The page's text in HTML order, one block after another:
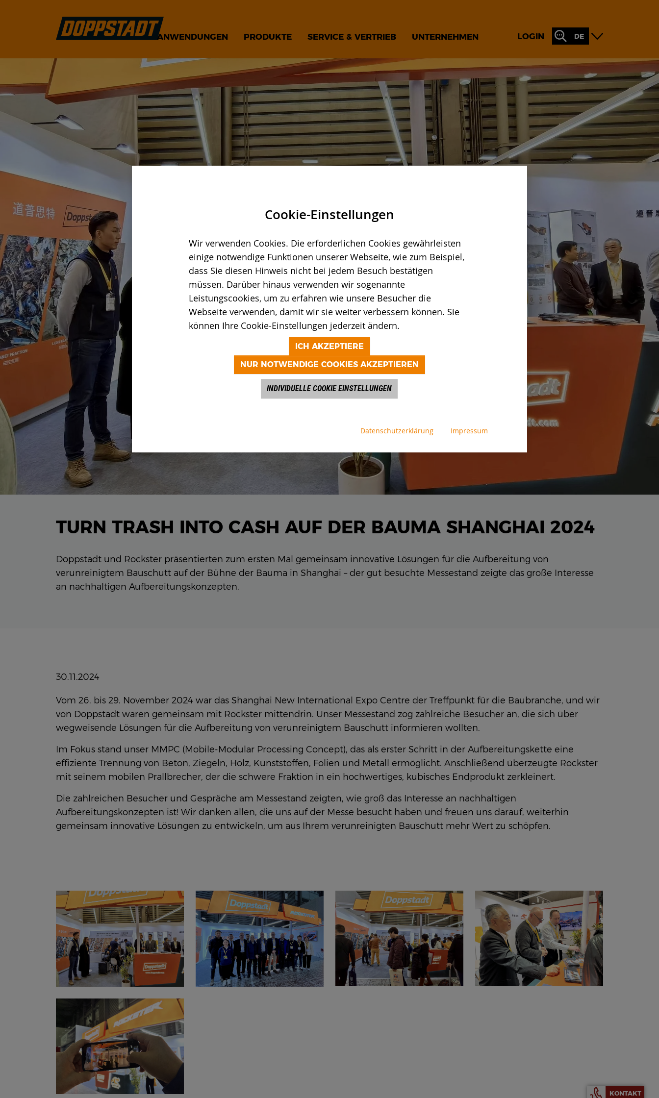
Cookie-Einstellungen
Wir verwenden Cookies. Die erforderlichen Cookies gewährleisten
einige notwendige Funktionen unserer Webseite, wie zum Beispiel,
dass Sie diesen Hinweis nicht bei jedem Besuch bestätigen
müssen. Darüber hinaus verwenden wir sogenannte
Leistungscookies, um zu erfahren wie unsere Besucher die
Webseite verwenden, damit wir sie weiter verbessern können. Sie
können Ihre Cookie-Einstellungen jederzeit ändern.
ICH AKZEPTIERE
NUR NOTWENDIGE COOKIES AKZEPTIEREN
INDIVIDUELLE COOKIE EINSTELLUNGEN
Datenschutzerklärung Impressum
ANWENDUNGEN PRODUKTE SERVICE & VERTRIEB UNTERNEHMEN LOGIN DE
TURN TRASH INTO CASH AUF DER BAUMA SHANGHAI 2024
Doppstadt und Rockster präsentierten zum ersten Mal gemeinsam innovative Lösungen für die Aufbereitung von
verunreinigtem Bauschutt auf der Bühne der Bauma in Shanghai – der gut besuchte Messestand zeigte das große Interesse
an nachhaltigen Aufbereitungskonzepten.
30.11.2024
Vom 26. bis 29. November 2024 war das Shanghai New International Expo Centre der Treffpunkt für die Baubranche, und wir
von Doppstadt waren gemeinsam mit Rockster mittendrin. Unser Messestand zog zahlreiche Besucher an, die sich über
wegweisende Lösungen für die Aufbereitung von verunreinigtem Bauschutt informieren wollten.
Im Fokus stand unser MMPC (Mobile-Modular Processing Concept), das als erster Schritt in der Aufbereitungskette eine
effiziente Trennung von Beton, Ziegeln, Holz, Kunststoffen, Folien und Metall ermöglicht. Anschließend überzeugte Rockster
mit seinem mobilen Prallbrecher, der die schwere Fraktion in ein hochwertiges, kubisches Endprodukt zerkleinert.
Die zahlreichen Besucher und Gespräche am Messestand zeigten, wie groß das Interesse an nachhaltigen
Aufbereitungskonzepten ist! Wir danken allen, die uns auf der Messe besucht haben und freuen uns darauf, weiterhin
gemeinsam innovative Lösungen zu entwickeln, um aus Ihrem verunreinigten Bauschutt mehr Wert zu schöpfen.
KONTAKT